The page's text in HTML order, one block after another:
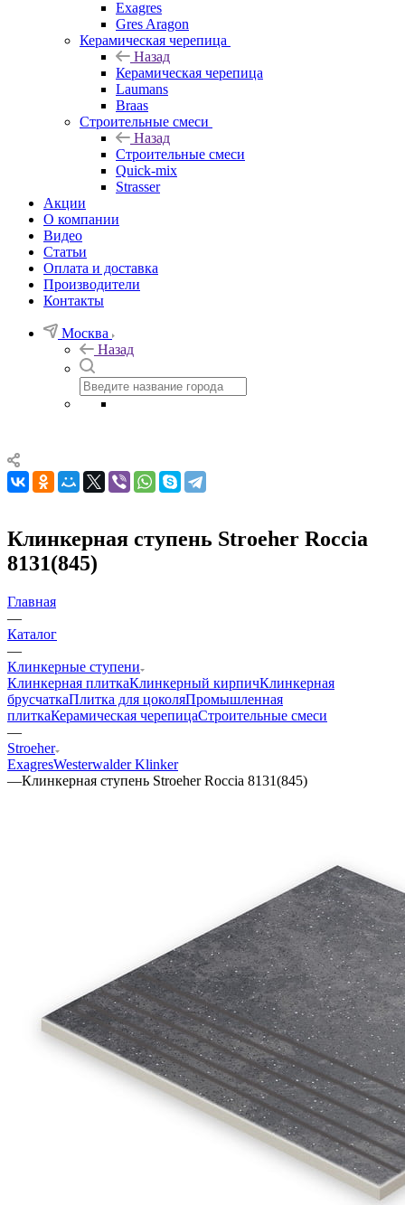
Exagres
Gres Aragon
Керамическая черепица
Назад
Керамическая черепица
Laumans
Braas
Строительные смеси
Назад
Строительные смеси
Quick-mix
Strasser
Акции
О компании
Видео
Статьи
Оплата и доставка
Производители
Контакты
Москва
Назад
Клинкерная ступень Stroeher Roccia
8131(845)
Главная
—
Каталог
—
Клинкерные ступени
Клинкерная плиткаКлинкерный кирпичКлинкерная
брусчаткаПлитка для цоколяПромышленная
плиткаКерамическая черепицаСтроительные смеси
—
Stroeher
ExagresWesterwalder Klinker
—Клинкерная ступень Stroeher Roccia 8131(845)